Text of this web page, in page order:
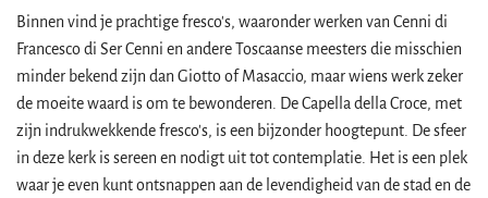
Binnen vind je prachtige fresco's, waaronder werken van Cenni di
Francesco di Ser Cenni en andere Toscaanse meesters die misschien
minder bekend zijn dan Giotto of Masaccio, maar wiens werk zeker
de moeite waard is om te bewonderen. De Capella della Croce, met
zijn indrukwekkende fresco's, is een bijzonder hoogtepunt. De sfeer
in deze kerk is sereen en nodigt uit tot contemplatie. Het is een plek
waar je even kunt ontsnappen aan de levendigheid van de stad en de